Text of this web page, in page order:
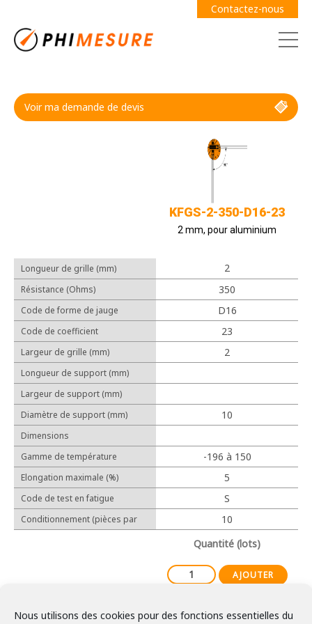
Nous utilisons des cookies pour des fonctions essentielles du
Outillage manuel
Outillage électrique
Réalisations
Contactez-nous
Voir ma demande de devis
Longueur de grille (mm)
Résistance (Ohms)
Code de forme de jauge
Code de coefficient
d'allongement linéaire (10-6/℃)
Largeur de grille (mm)
Longueur de support (mm)
Largeur de support (mm)
Diamètre de support (mm)
Dimensions
Gamme de température
d'utilisation
Elongation maximale (%)
Code de test en fatigue
Conditionnement (pièces par
lot)
KFGS-2-350-D16-23
2 mm, pour aluminium
Quantité (lots)
AJOUTER
2
350
D16
23
2
10
-196 à 150
5
S
10